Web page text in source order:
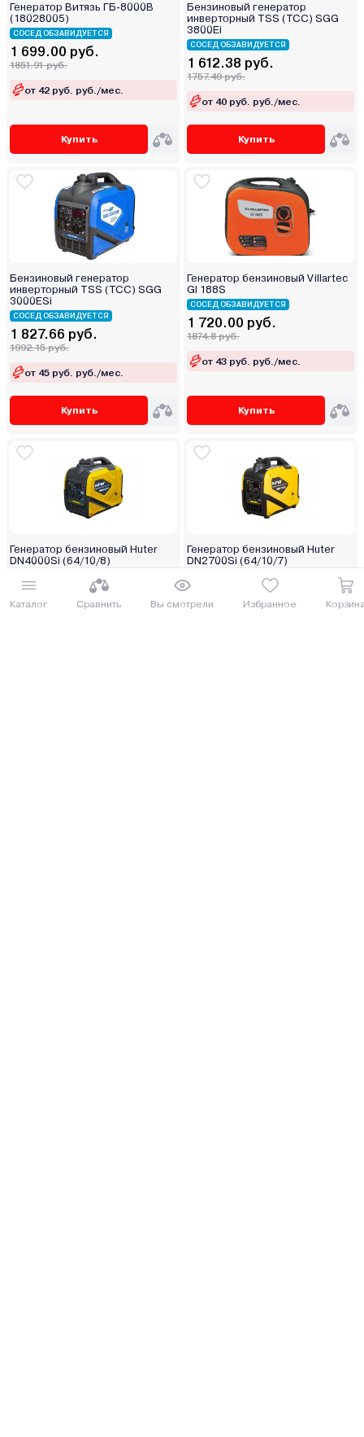
Каталог Сравнить Вы смотрели Избранное
Генератор Витязь ГБ-8000В
(18028005)
СОСЕД ОБЗАВИДУЕТСЯ
1 699.00 руб.
1851.91 руб.
от 42 руб. руб./мес.
Купить
Бензиновый генератор
инверторный TSS (ТСС) SGG
3800Ei
СОСЕД ОБЗАВИДУЕТСЯ
1 612.38 руб.
1757.49 руб.
от 40 руб. руб./мес.
Купить
Бензиновый генератор
инверторный TSS (ТСС) SGG
3000ESi
СОСЕД ОБЗАВИДУЕТСЯ
1 827.66 руб.
1992.15 руб.
от 45 руб. руб./мес.
Купить
Генератор бензиновый Villartec
GI 188S
СОСЕД ОБЗАВИДУЕТСЯ
1 720.00 руб.
1874.8 руб.
от 43 руб. руб./мес.
Купить
Генератор бензиновый Huter
DN4000Si (64/10/8)
1 748.42 руб.
1905.78 руб.
Генератор бензиновый Huter
DN2700Si (64/10/7)
1 626.00 руб.
1772.34 руб.